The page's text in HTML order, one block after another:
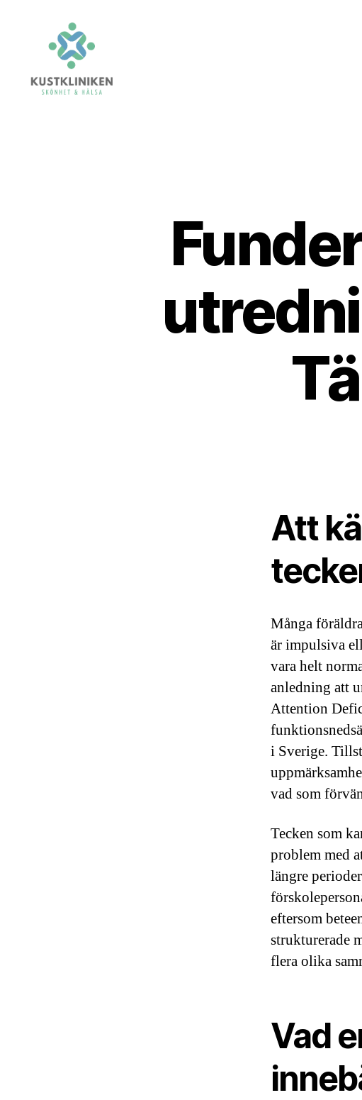
Att
Många
är impulsiva
vara helt
anledning att
Attention
i Sverige.
vad som
Tecken som
problem med
längre
eftersom
strukturerade
flera olika
Vad